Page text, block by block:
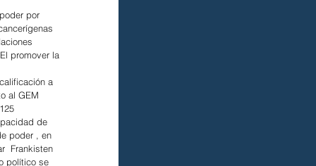
por
promover la
a
al GEM
de
poder , en
Frankisten
político se